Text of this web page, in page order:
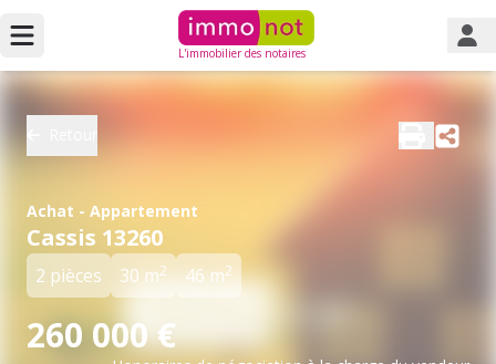
L'immobilier des notaires
Achat - Appartement
Cassis 13260
2 pièces 30 m2 46 m2
260 000 €